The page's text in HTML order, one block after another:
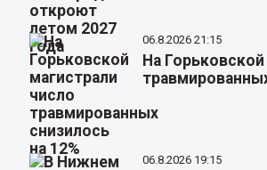
06.8.2026 21:15
На
06.8.2026 19:15